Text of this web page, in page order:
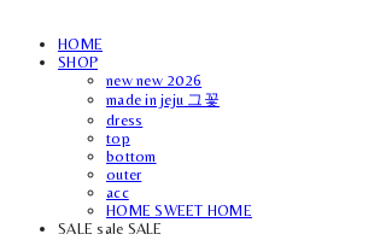
HOME
SHOP
new new 2026
made in jeju 그꽃
dress
top
bottom
outer
acc
HOME SWEET HOME
SALE sale SALE